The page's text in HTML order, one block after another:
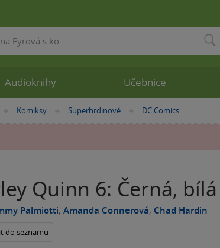
»
Komiksy »
Superhrdinové »
DC Comics
Quinn 6: Černá,
Palmiotti, Amanda Connerová, Chad Hardin
do seznamu
Audioknihy Učebnice